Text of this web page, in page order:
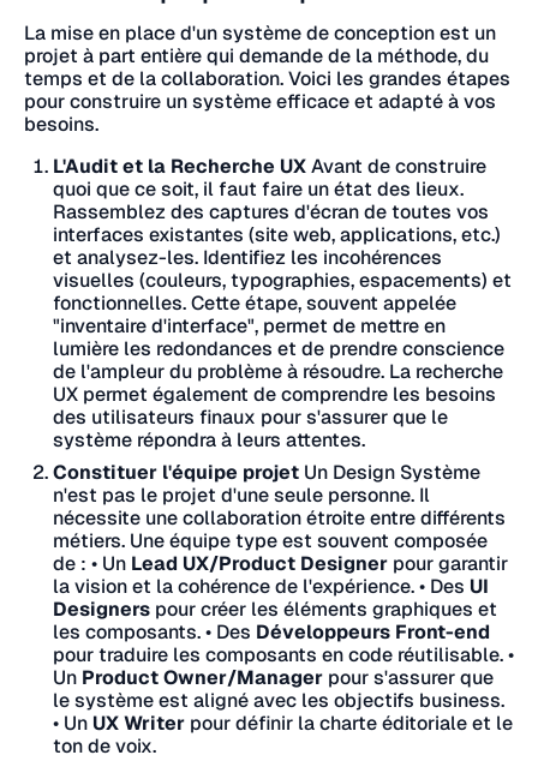
La mise en place d'un système de conception est un
projet à part entière qui demande de la méthode, du
temps et de la collaboration. Voici les grandes étapes
pour construire un système efficace et adapté à vos
besoins.
L'Audit et la Recherche UXAvant de construire
quoi que ce soit, il faut faire un état des lieux.
Rassemblez des captures d'écran de toutes vos
interfaces existantes (site web, applications, etc.)
et analysez-les. Identifiez les incohérences
visuelles (couleurs, typographies, espacements) et
fonctionnelles. Cette étape, souvent appelée
"inventaire d'interface", permet de mettre en
lumière les redondances et de prendre conscience
de l'ampleur du problème à résoudre. La recherche
UX permet également de comprendre les besoins
des utilisateurs finaux pour s'assurer que le
système répondra à leurs attentes.
Constituer l'équipe projet Un Design Système
n'est pas le projet d'une seule personne. Il
nécessite une collaboration étroite entre différents
métiers. Une équipe type est souvent composée
de : • Un Lead UX/Product Designer pour garantir
la vision et la cohérence de l'expérience.• Des UI
Designers pour créer les éléments graphiques et
les composants.• Des Développeurs Front-end
pour traduire les composants en code réutilisable.•
Un Product Owner/Manager pour s'assurer que
le système est aligné avec les objectifs business.
• Un UX Writer pour définir la charte éditoriale et le
ton de voix.